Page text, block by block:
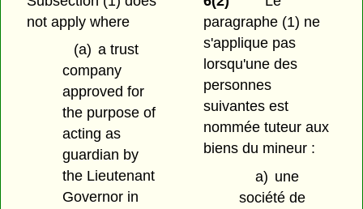
not apply where
(a) a trust
company
approved for
the purpose of
acting as
guardian by
the Lieutenant
Governor in
paragraphe (1) ne
s'applique pas
lorsqu'une des
personnes
suivantes est
nommée tuteur aux
biens du mineur :
a) une
société de